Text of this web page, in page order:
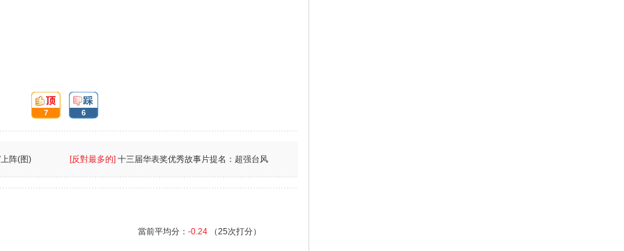
頂:
7
踩:
6
阵(图) [反對最多的] 十三届华表奖优秀故事片提名：超强台风
當前平均分： -0.24 （25次打分）